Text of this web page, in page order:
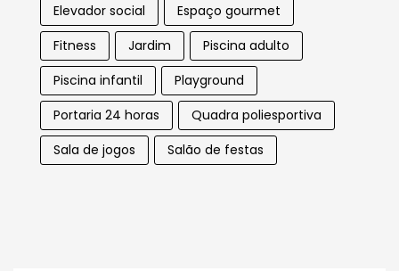
Elevador social
Espaço gourmet
Fitness
Jardim
Piscina adulto
Piscina infantil
Playground
Portaria 24 horas
Quadra poliesportiva
Sala de jogos
Salão de festas